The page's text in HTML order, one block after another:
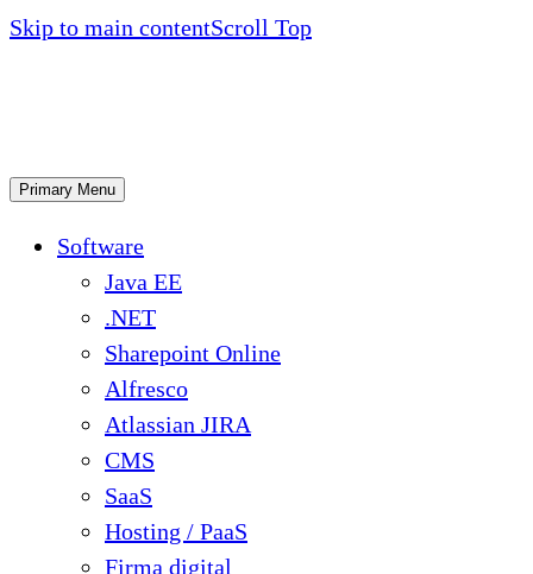
Skip to main contentScroll Top
Primary Menu
Software
Java EE
.NET
Sharepoint Online
Alfresco
Atlassian JIRA
CMS
SaaS
Hosting / PaaS
Firma digital